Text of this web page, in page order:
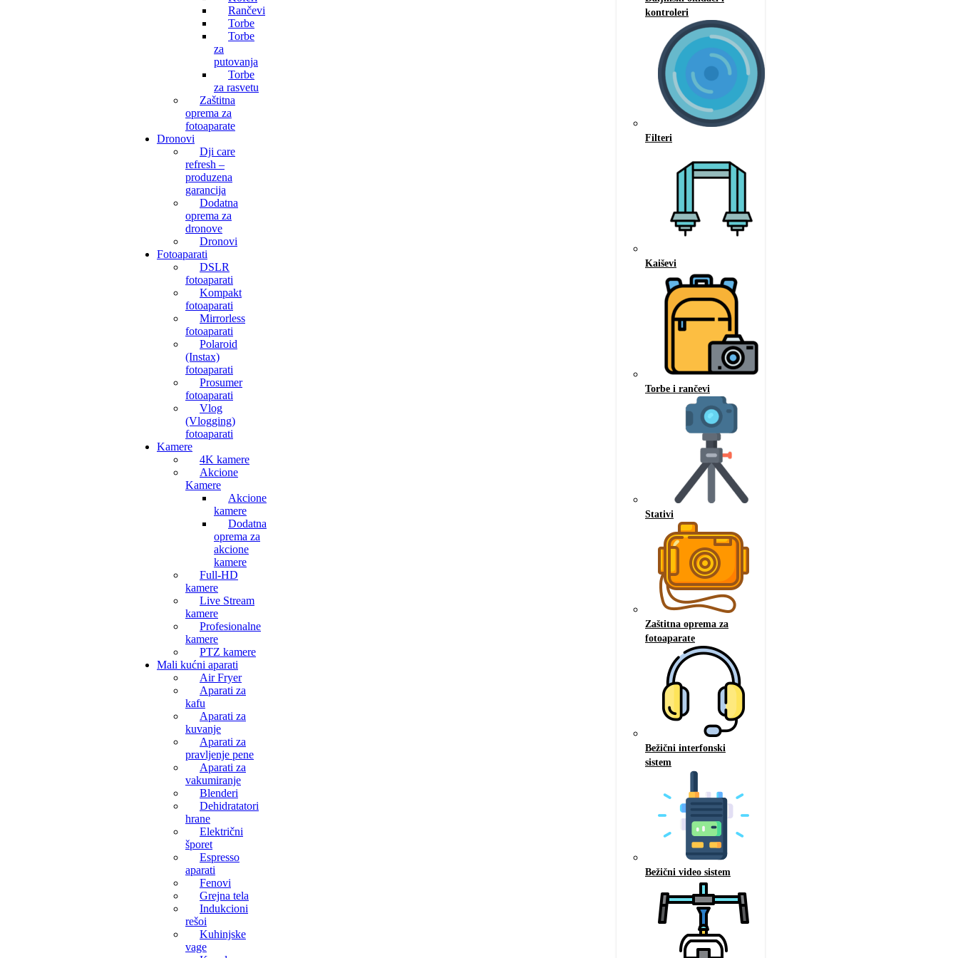
Rančevi
Torbe
Torbe
za
putovanja
Torbe
za rasvetu
Zaštitna
oprema za
fotoaparate
Dronovi
Dji care
refresh –
produzena
garancija
Dodatna
oprema za
dronove
Dronovi
Fotoaparati
DSLR
fotoaparati
Kompakt
fotoaparati
Mirrorless
fotoaparati
Polaroid
(Instax)
fotoaparati
Prosumer
fotoaparati
Vlog
(Vlogging)
fotoaparati
Kamere
4K kamere
Akcione
Kamere
Akcione
kamere
Dodatna
oprema za
akcione
kamere
Full-HD
kamere
Live Stream
kamere
Profesionalne
kamere
PTZ kamere
Mali kućni aparati
Air Fryer
Aparati za
kafu
Aparati za
kuvanje
Aparati za
pravljenje pene
Aparati za
vakumiranje
Blenderi
Dehidratatori
hrane
Električni
šporet
Espresso
aparati
Fenovi
Grejna tela
Indukcioni
rešoi
Kuhinjske
vage
kontroleri
Filteri
Kaiševi
Torbe i rančevi
Stativi
Zaštitna oprema za
fotoaparate
Bežični interfonski
sistem
Bežični video sistem